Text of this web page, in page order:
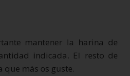
mantener la harina de
indicada. El resto de
que más os guste.